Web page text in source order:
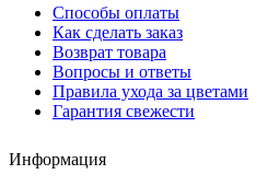
Способы оплаты
Как сделать заказ
Возврат товара
Вопросы и ответы
Правила ухода за цветами
Гарантия свежести
Информация